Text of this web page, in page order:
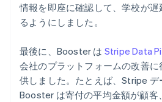
情報を即座に確認して、学校が
るようにしました。
最後に、Booster は Stripe Data
会社のプラットフォームの改善
供しました。たとえば、Stripe デ
Booster は寄付の平均金額が顧客